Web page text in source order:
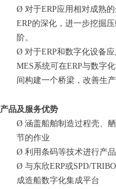
Ø 对于ERP应用相对成熟
ERP的深化，进一步挖掘
阶。
Ø 对于ERP和数字化设备
MES系统可在ERP与数字
间构建一个桥梁，改善生产
产品及服务优势
Ø 涵盖船舶制造过程壳、
节的作业
Ø 利用条码等技术进行产
Ø 与东欣ERP或SPD/
成造船数字化集成平台